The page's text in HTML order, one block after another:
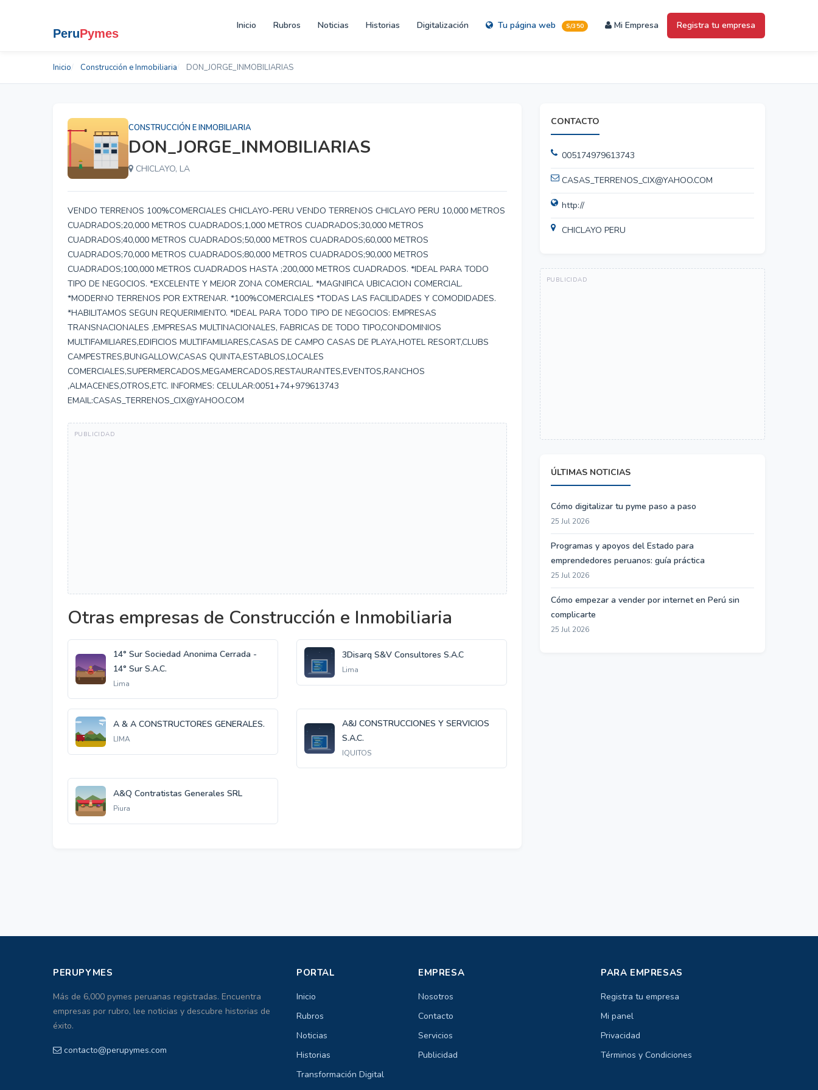
Inicio Rubros Noticias Historias Digitalización Tu página web S/350 Mi Empresa Registra tu empresa
Inicio Construcción e Inmobiliaria DON_JORGE_INMOBILIARIAS
CONSTRUCCIÓN E INMOBILIARIA
DON_JORGE_INMOBILIARIAS
CHICLAYO, LA
VENDO TERRENOS 100%COMERCIALES CHICLAYO-PERU VENDO TERRENOS CHICLAYO PERU 10,000 METROS
CUADRADOS;20,000 METROS CUADRADOS;1,000 METROS CUADRADOS;30,000 METROS
CUADRADOS;40,000 METROS CUADRADOS;50,000 METROS CUADRADOS;60,000 METROS
CUADRADOS;70,000 METROS CUADRADOS;80,000 METROS CUADRADOS;90,000 METROS
CUADRADOS;100,000 METROS CUADRADOS HASTA ;200,000 METROS CUADRADOS. *IDEAL PARA TODO
TIPO DE NEGOCIOS. *EXCELENTE Y MEJOR ZONA COMERCIAL. *MAGNIFICA UBICACION COMERCIAL.
*MODERNO TERRENOS POR EXTRENAR. *100%COMERCIALES *TODAS LAS FACILIDADES Y COMODIDADES.
*HABILITAMOS SEGUN REQUERIMIENTO. *IDEAL PARA TODO TIPO DE NEGOCIOS: EMPRESAS
TRANSNACIONALES ,EMPRESAS MULTINACIONALES, FABRICAS DE TODO TIPO,CONDOMINIOS
MULTIFAMILIARES,EDIFICIOS MULTIFAMILIARES,CASAS DE CAMPO CASAS DE PLAYA,HOTEL RESORT,CLUBS
CAMPESTRES,BUNGALLOW,CASAS QUINTA,ESTABLOS,LOCALES
COMERCIALES,SUPERMERCADOS,MEGAMERCADOS,RESTAURANTES,EVENTOS,RANCHOS
,ALMACENES,OTROS,ETC. INFORMES: CELULAR:0051+74+979613743
EMAIL:CASAS_TERRENOS_CIX@YAHOO.COM
Otras empresas de Construcción e Inmobiliaria
14° Sur Sociedad Anonima Cerrada -
14° Sur S.A.C.
Lima
3Disarq S&V Consultores S.A.C
Lima
A & A CONSTRUCTORES GENERALES.
LIMA
A&J CONSTRUCCIONES Y SERVICIOS
S.A.C.
IQUITOS
A&Q Contratistas Generales SRL
Piura
CONTACTO
005174979613743
CASAS_TERRENOS_CIX@YAHOO.COM
http://
CHICLAYO PERU
ÚLTIMAS NOTICIAS
Cómo digitalizar tu pyme paso a paso
25 Jul 2026
Programas y apoyos del Estado para
emprendedores peruanos: guía práctica
25 Jul 2026
Cómo empezar a vender por internet en Perú sin
complicarte
25 Jul 2026
PERUPYMES
Más de 6,000 pymes peruanas registradas. Encuentra
empresas por rubro, lee noticias y descubre historias de
éxito.
contacto@perupymes.com
PORTAL
Inicio
Rubros
Noticias
Historias
Transformación Digital
EMPRESA
Nosotros
Contacto
Servicios
Publicidad
PARA EMPRESAS
Registra tu empresa
Mi panel
Privacidad
Términos y Condiciones